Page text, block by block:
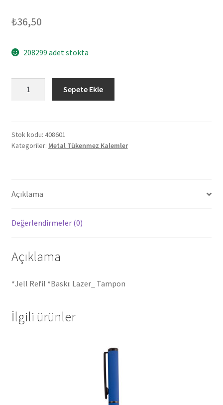
₺36,50
208299 adet stokta
REFILL
METAL
Sepete Ekle
Stok kodu: 408601
Kategoriler: Metal Tükenmez Kalemler
Açıklama
Değerlendirmeler (0)
Açıklama
*Jell Refil *Baskı: Lazer_ Tampon
İlgili ürünler